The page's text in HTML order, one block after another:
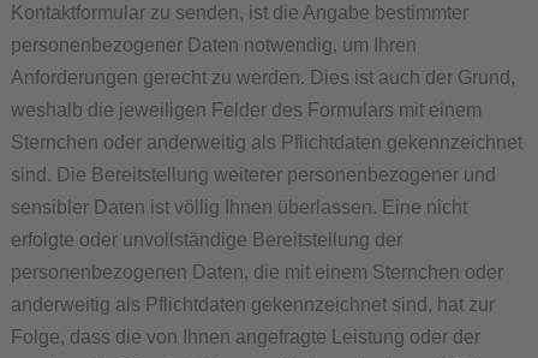
Kontaktformular zu senden, ist die Angabe bestimmter
personenbezogener Daten notwendig, um Ihren
Anforderungen gerecht zu werden. Dies ist auch der Grund,
weshalb die jeweiligen Felder des Formulars mit einem
Sternchen oder anderweitig als Pflichtdaten gekennzeichnet
sind. Die Bereitstellung weiterer personenbezogener und
sensibler Daten ist völlig Ihnen überlassen. Eine nicht
erfolgte oder unvollständige Bereitstellung der
personenbezogenen Daten, die mit einem Sternchen oder
anderweitig als Pflichtdaten gekennzeichnet sind, hat zur
Folge, dass die von Ihnen angefragte Leistung oder der